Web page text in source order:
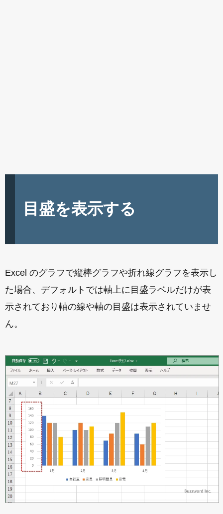
目盛を表示する
Excel のグラフで縦棒グラフや折れ線グラフを表示し
た場合、デフォルトでは軸上に目盛ラベルだけが表
示されており軸の線や軸の目盛は表示されていませ
ん。